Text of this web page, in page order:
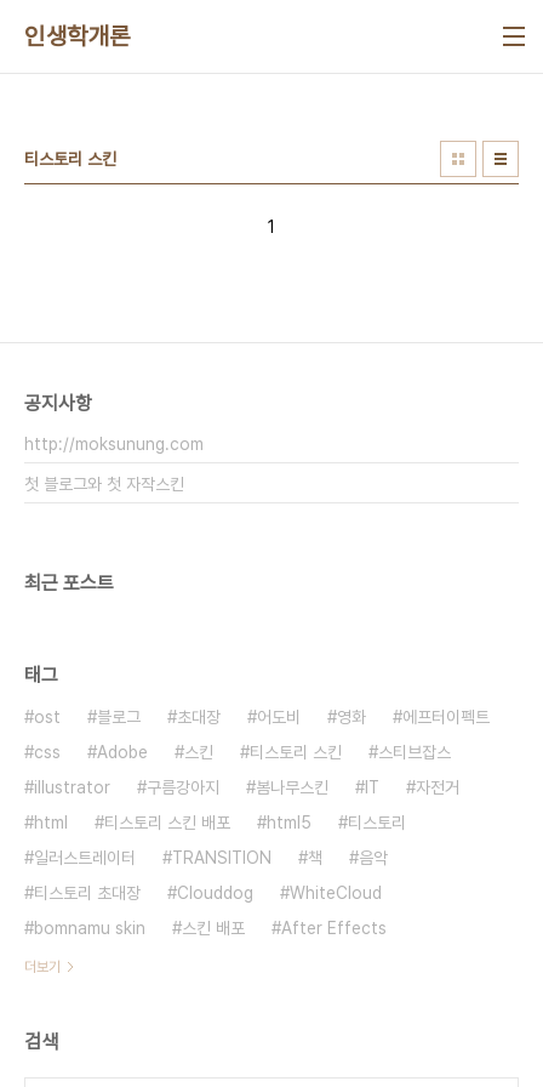
인생학개론
티스토리 스킨
1
공지사항
http://moksunung.com
첫 블로그와 첫 자작스킨
최근 포스트
태그
ost 블로그 초대장 어도비 영화
에프터이펙트
css
Adobe 스킨 티스토리 스킨
스티브잡스
illustrator
구름강아지 봄나무스킨 IT
자전거
html
티스토리 스킨 배포 html5
티스토리
일러스트레이터
TRANSITION 책
음악
티스토리 초대장
Clouddog
WhiteCloud
bomnamu skin
스킨 배포 After Effects
더보기
검색